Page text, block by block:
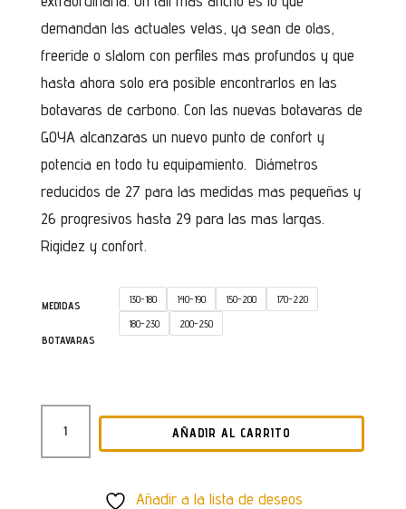
demandan las actuales velas, ya sean de olas,
freeride o slalom con perfiles mas profundos y que
hasta ahora solo era posible encontrarlos en las
botavaras de carbono. Con las nuevas botavaras de
GOYA alcanzaras un nuevo punto de confort y
potencia en todo tu equipamiento. Diámetros
reducidos de 27 para las medidas mas pequeñas y
26 progresivos hasta 29 para las mas largas.
Rigidez y confort.
MEDIDAS
BOTAVARAS
130-180 140-190 150-200
170-220
180-230
200-250
BOTAVARA
AÑADIR AL CARRITO
Añadir a la lista de deseos